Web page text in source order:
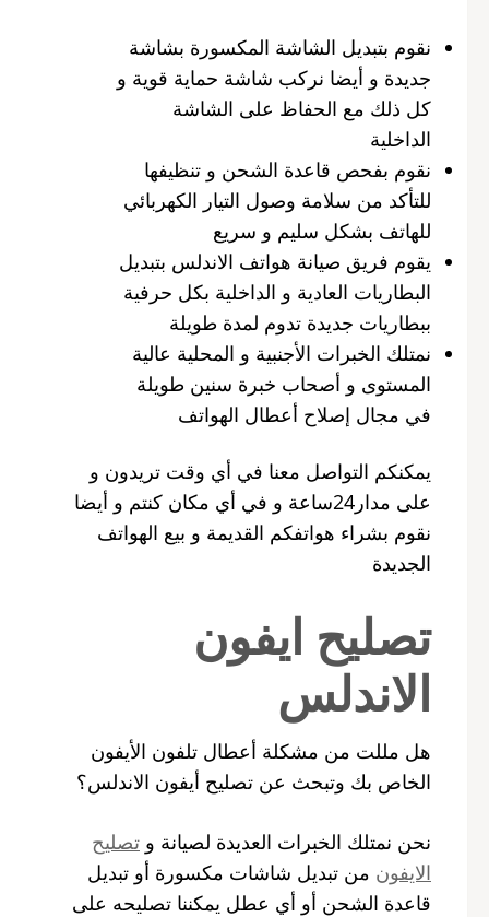
نقوم بتبديل الشاشة المكسورة بشاشة
جديدة و أيضا نركب شاشة حماية قوية و
كل ذلك مع الحفاظ على الشاشة
الداخلية
نقوم بفحص قاعدة الشحن و تنظيفها
للتأكد من سلامة وصول التيار الكهربائي
للهاتف بشكل سليم و سريع
يقوم فريق صيانة هواتف الاندلس بتبديل
البطاريات العادية و الداخلية بكل حرفية
ببطاريات جديدة تدوم لمدة طويلة
نمتلك الخبرات الأجنبية و المحلية عالية
المستوى و أصحاب خبرة سنين طويلة
في مجال إصلاح أعطال الهواتف
يمكنكم التواصل معنا في أي وقت تريدون و
على مدار24ساعة و في أي مكان كنتم و أيضا
نقوم بشراء هواتفكم القديمة و بيع الهواتف
الجديدة
تصليح ايفون
الاندلس
هل مللت من مشكلة أعطال تلفون الأيفون
الخاص بك وتبحث عن تصليح أيفون الاندلس؟
نحن نمتلك الخبرات العديدة لصيانة و تصليح
الايفون من تبديل شاشات مكسورة أو تبديل
قاعدة الشحن أو أي عطل يمكننا تصليحه على